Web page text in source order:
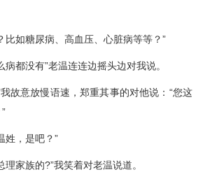
比如糖尿病、 高血压、心脏病等等？”
都没有”老温连连边摇头边对我说。
意放慢语速，郑重其事的对他说：“您这
，是吧？”
家族的?”我笑着对老温说道。